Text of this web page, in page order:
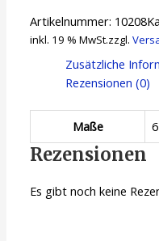
Artikelnummer: 10208
inkl. 19 % MwSt.zzgl.
Zusätzliche
Rezensionen (0)
Maße
Rezensionen
Es gibt noch keine